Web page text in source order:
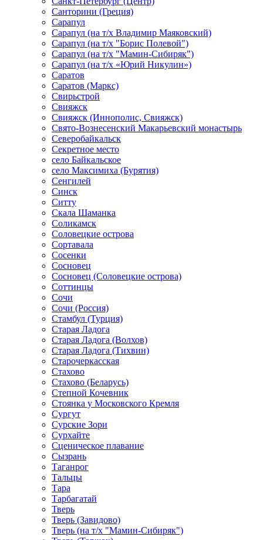
Санторини (Греция)
Сарапул
Сарапул (на т/х Владимир Маяковский)
Сарапул (на т/х "Борис Полевой")
Сарапул (на т/х "Мамин-Сибиряк")
Сарапул (на т/х «Юрий Никулин»)
Саратов
Саратов (Маркс)
Свирьстрой
Свияжск
Свияжск (Иннополис, Свияжск)
Свято-Вознесенский Макарьевский монастырь
Северобайкальск
Секретное место
село Байкальское
село Максимиха (Бурятия)
Сенгилей
Синск
Ситту
Скала Шаманка
Соликамск
Соловецкие острова
Сортавала
Сосенки
Сосновец
Сосновец (Соловецкие острова)
Соттинцы
Сочи
Сочи (Россия)
Стамбул (Турция)
Старая Ладога
Старая Ладога (Волхов)
Старая Ладога (Тихвин)
Старочеркасская
Стахово
Стахово (Беларусь)
Степной Кочевник
Стоянка у Московского Кремля
Сургут
Сурские Зори
Сурхайте
Сценическое плавание
Сызрань
Таганрог
Тальцы
Тара
Тарбагатай
Тверь
Тверь (Завидово)
Тверь (на т/х "Мамин-Сибиряк")